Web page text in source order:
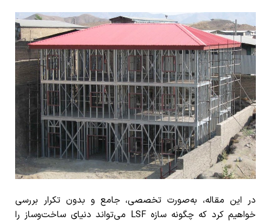
در این مقاله، به‌صورت تخصصی، جامع و بدون تکرار بررسی
خواهیم کرد که چگونه سازه LSF می‌تواند دنیای ساخت‌وساز را